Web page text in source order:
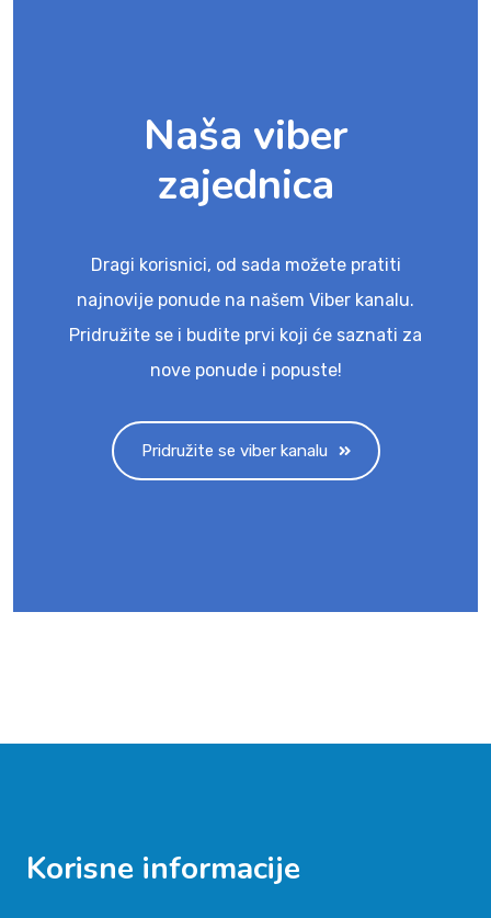
Naša viber
zajednica
Dragi korisnici, od sada možete pratiti
najnovije ponude na našem Viber kanalu.
Pridružite se i budite prvi koji će saznati za
nove ponude i popuste!
Pridružite se viber kanalu
Korisne informacije